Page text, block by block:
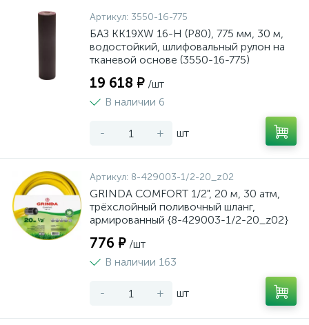
Артикул: 3550-16-775
БАЗ KK19XW 16-H (Р80), 775 мм, 30 м,
водостойкий, шлифовальный рулон на
тканевой основе (3550-16-775)
19 618 ₽ /шт
В наличии 6
- + шт
Артикул: 8-429003-1/2-20_z02
GRINDA COMFORT 1/2", 20 м, 30 атм,
трёхслойный поливочный шланг,
армированный {8-429003-1/2-20_z02}
776 ₽ /шт
В наличии 163
- + шт